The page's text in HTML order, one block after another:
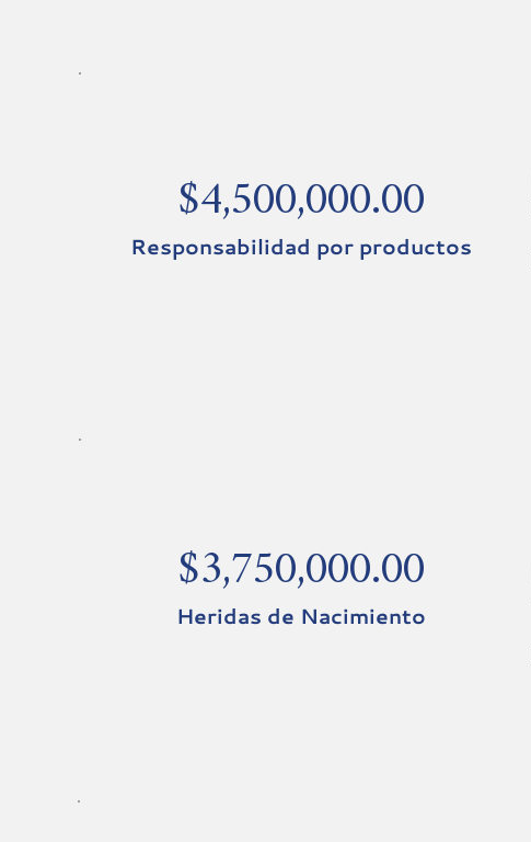
$4,500,000.00
Responsabilidad por productos
$3,750,000.00
Heridas de Nacimiento